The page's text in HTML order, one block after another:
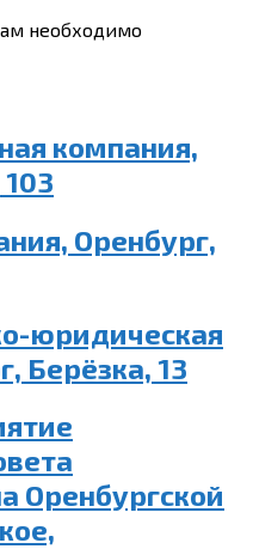
необходимо
компания,
Оренбург,
юридическая
Берёзка, 13
Оренбургской